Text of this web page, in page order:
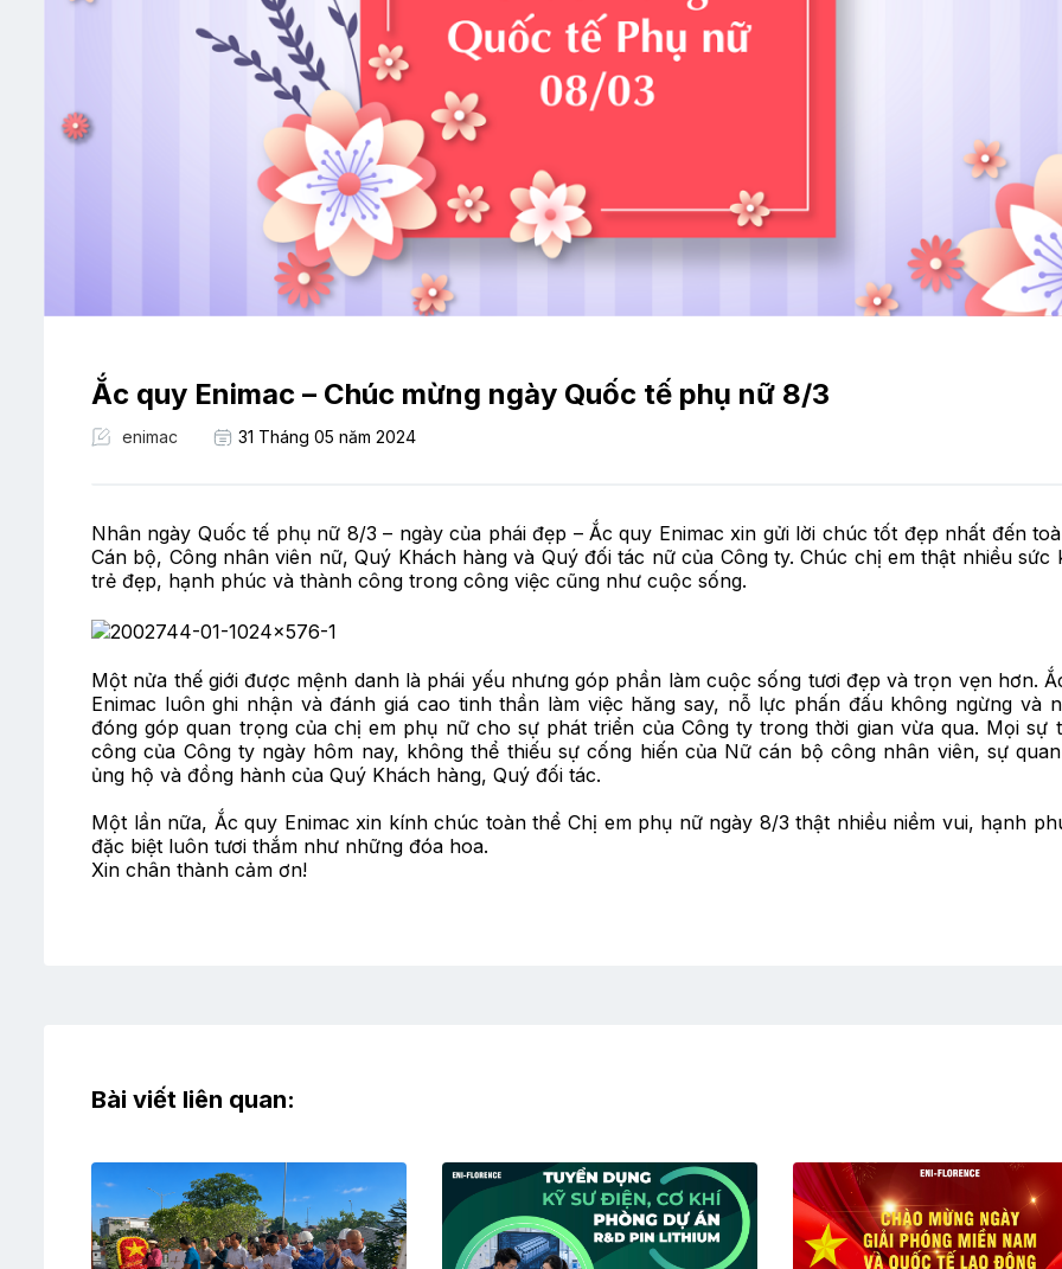
Ắc quy Enimac – Chúc mừng ngày Quốc tế phụ nữ 8/3
enimac 31 Tháng 05 năm 2024
Nhân ngày Quốc tế phụ nữ 8/3 – ngày của phái đẹp – Ắc quy Enimac xin gửi lời chúc tốt đẹp nhất đến
Cán bộ, Công nhân viên nữ, Quý Khách hàng và Quý đối tác nữ của Công ty. Chúc chị em thật nhiều sức
trẻ đẹp, hạnh phúc và thành công trong công việc cũng như cuộc sống.
Một nửa thế giới được mệnh danh là phái yếu nhưng góp phần làm cuộc sống tươi đẹp và trọn vẹn hơn.
Enimac luôn ghi nhận và đánh giá cao tinh thần làm việc hăng say, nỗ lực phấn đấu không ngừng và
đóng góp quan trọng của chị em phụ nữ cho sự phát triển của Công ty trong thời gian vừa qua. Mọi sự
công của Công ty ngày hôm nay, không thể thiếu sự cống hiến của Nữ cán bộ công nhân viên, sự
ủng hộ và đồng hành của Quý Khách hàng, Quý đối tác.
Một lần nữa, Ắc quy Enimac xin kính chúc toàn thể Chị em phụ nữ ngày 8/3 thật nhiều niềm vui, hạnh
đặc biệt luôn tươi thắm như những đóa hoa.
Xin chân thành cảm ơn!
Bài viết liên quan: